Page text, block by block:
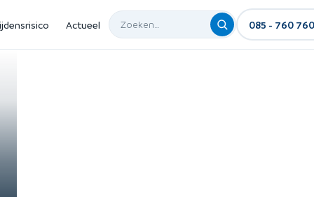
Actueel 085 - 760